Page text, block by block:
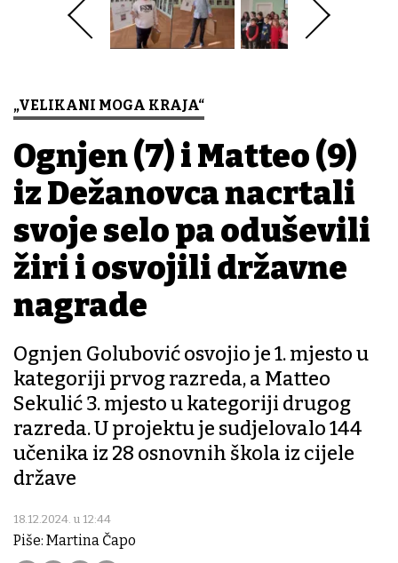
„VELIKANI MOGA KRAJA“
Ognjen (7) i Matteo (9)
iz Dežanovca nacrtali
svoje selo pa oduševili
žiri i osvojili državne
nagrade
Ognjen Golubović osvojio je 1. mjesto u
kategoriji prvog razreda, a Matteo
Sekulić 3. mjesto u kategoriji drugog
razreda. U projektu je sudjelovalo 144
učenika iz 28 osnovnih škola iz cijele
države
18.12.2024. u 12:44
Piše: Martina Čapo